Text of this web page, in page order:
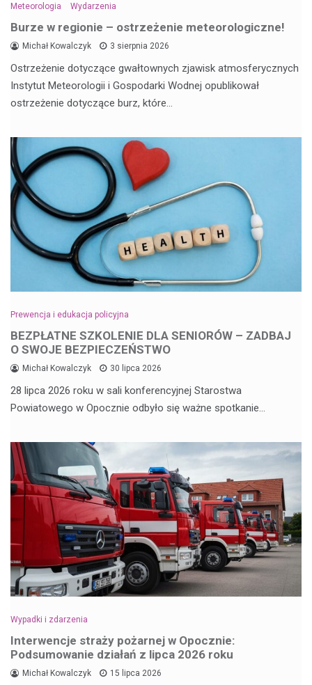
Meteorologia Wydarzenia
Burze w regionie – ostrzeżenie meteorologiczne!
Michał Kowalczyk 3 sierpnia 2026
Ostrzeżenie dotyczące gwałtownych zjawisk atmosferycznych
Instytut Meteorologii i Gospodarki Wodnej opublikował
ostrzeżenie dotyczące burz, które…
Prewencja i edukacja policyjna
BEZPŁATNE SZKOLENIE DLA SENIORÓW – ZADBAJ
O SWOJE BEZPIECZEŃSTWO
Michał Kowalczyk 30 lipca 2026
28 lipca 2026 roku w sali konferencyjnej Starostwa
Powiatowego w Opocznie odbyło się ważne spotkanie…
Wypadki i zdarzenia
Interwencje straży pożarnej w Opocznie:
Podsumowanie działań z lipca 2026 roku
Michał Kowalczyk 15 lipca 2026